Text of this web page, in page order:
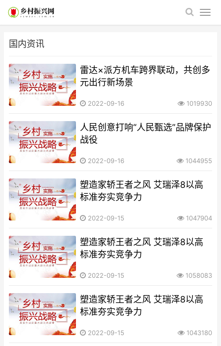
国内资讯
雷达×派方机车跨界联动，共创多
元出行新场景
2022-09-16 1019930
人民创意打响“人民甄选”品牌保护
战役
2022-09-16 1044955
塑造家轿王者之风 艾瑞泽8以高
标准夯实竞争力
2022-09-15 1047904
塑造家轿王者之风 艾瑞泽8以高
标准夯实竞争力
2022-09-15 1058083
塑造家轿王者之风 艾瑞泽8以高
标准夯实竞争力
2022-09-15 1043180